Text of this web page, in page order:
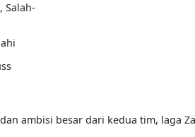
Salah-
ambisi besar dari kedua tim, laga